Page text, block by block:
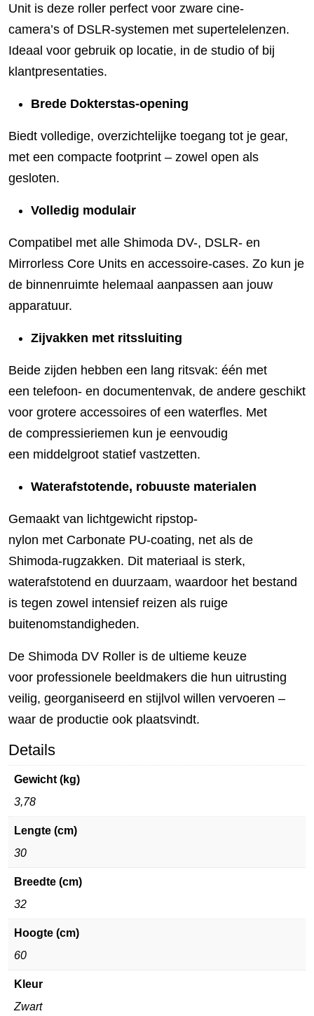
Unit is deze roller perfect voor zware cine-
camera’s of DSLR-systemen met supertelelenzen.
Ideaal voor gebruik op locatie, in de studio of bij
klantpresentaties.
Brede Dokterstas-opening
Biedt volledige, overzichtelijke toegang tot je gear,
met een compacte footprint – zowel open als
gesloten.
Volledig modulair
Compatibel met alle Shimoda DV-, DSLR- en
Mirrorless Core Units en accessoire-cases. Zo kun je
de binnenruimte helemaal aanpassen aan jouw
apparatuur.
Zijvakken met ritssluiting
Beide zijden hebben een lang ritsvak: één met
een telefoon- en documentenvak, de andere geschikt
voor grotere accessoires of een waterfles. Met
de compressieriemen kun je eenvoudig
een middelgroot statief vastzetten.
Waterafstotende, robuuste materialen
Gemaakt van lichtgewicht ripstop-
nylon met Carbonate PU-coating, net als de
Shimoda-rugzakken. Dit materiaal is sterk,
waterafstotend en duurzaam, waardoor het bestand
is tegen zowel intensief reizen als ruige
buitenomstandigheden.
De Shimoda DV Roller is de ultieme keuze
voor professionele beeldmakers die hun uitrusting
veilig, georganiseerd en stijlvol willen vervoeren –
waar de productie ook plaatsvindt.
Details
Gewicht (kg)
3,78
Lengte (cm)
30
Breedte (cm)
32
Hoogte (cm)
60
Kleur
Zwart